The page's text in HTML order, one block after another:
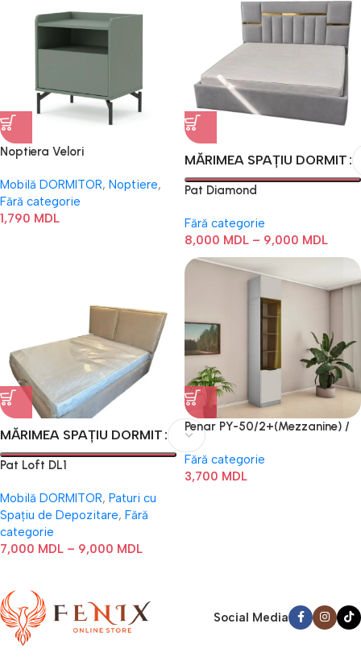
Noptiera Velori
Mobilă DORMITOR, Noptiere,
Fără categorie
1,790 MDL
MĂRIMEA SPAȚIU DORMIT
Pat Diamond
Fără categorie
8,000 MDL – 9,000 MDL
MĂRIMEA SPAȚIU DORMIT
Pat Loft DL1
Mobilă DORMITOR, Paturi cu
Spațiu de Depozitare, Fără
categorie
7,000 MDL – 9,000 MDL
Penar PY-50/2+(Mezzanine) /
Penar PZ-50/2+(Mezzanine)
Fără categorie
3,700 MDL
Social Media